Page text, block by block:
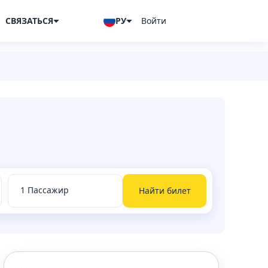
СВЯЗАТЬСЯ РУ Войти
Найти билет